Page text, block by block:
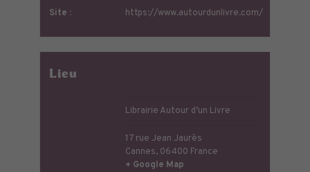
Site : https://www.autourdunlivre.com/
Lieu
Librairie Autour d’un Livre
17 rue Jean Jaurès
Cannes, 06400 France
+ Google Map